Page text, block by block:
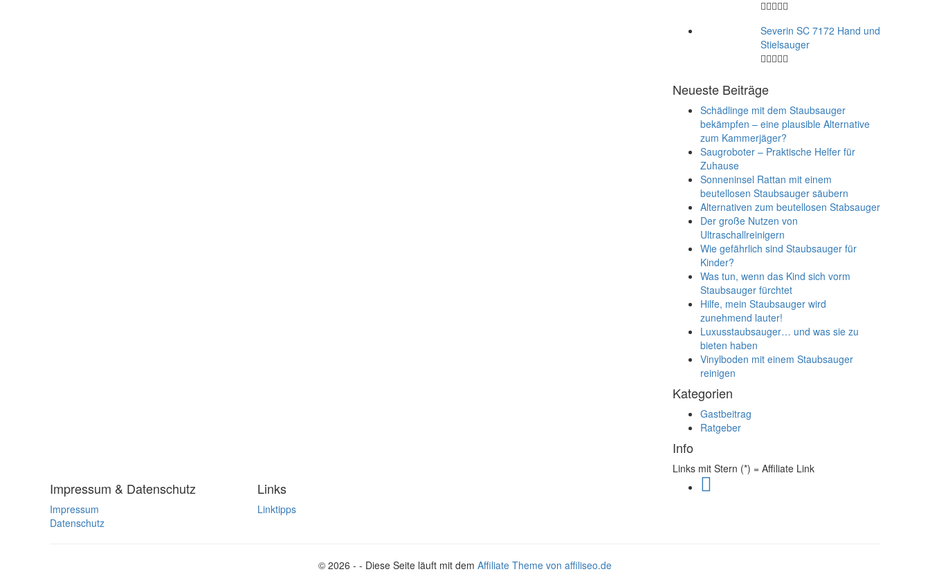
Severin SC 7172 Hand und
Stielsauger
Neueste Beiträge
Schädlinge mit dem Staubsauger
bekämpfen – eine plausible Alternative
zum Kammerjäger?
Saugroboter – Praktische Helfer für
Zuhause
Sonneninsel Rattan mit einem
beutellosen Staubsauger säubern
Alternativen zum beutellosen Stabsauger
Der große Nutzen von
Ultraschallreinigern
Wie gefährlich sind Staubsauger für
Kinder?
Was tun, wenn das Kind sich vorm
Staubsauger fürchtet
Hilfe, mein Staubsauger wird
zunehmend lauter!
Luxusstaubsauger… und was sie zu
bieten haben
Vinylboden mit einem Staubsauger
reinigen
Kategorien
Gastbeitrag
Ratgeber
Info
Links mit Stern (*) = Affiliate Link
Impressum & Datenschutz
Impressum
Datenschutz
Links
Linktipps
© 2026 - - Diese Seite läuft mit dem Affiliate Theme von affiliseo.de